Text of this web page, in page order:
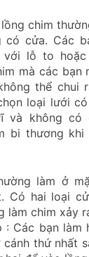
chim
có cửa. Các
với lỗ to
mà các bạn
thể chui
loại lưới
và không có
bi thương khi
làm ở
Có hai loại
làm chim xảy
: Các bạn làm
thứ nhất